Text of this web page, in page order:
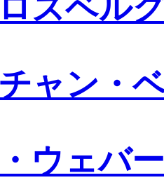
ズベル
ャン・
ウェバー